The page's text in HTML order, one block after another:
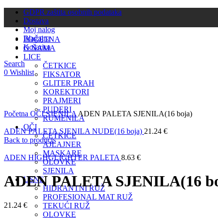
GDPR zaštita osobnih podataka
Dostava
Moj nalog
Blagajna
Košarica
Search
0 Wishlist
POČETNA
O NAMA
LICE
ČETKICE
FIKSATOR
GLITER PRAH
KOREKTORI
PRAJMERI
PUDERI
RUMENILA
OČI
ČETKICE
AJLAJNER
MASKARE
OLOVKE
SJENILA
USNE
HIDRANTNI RUŽ
PROFESIONAL MAT RUŽ
TEKUĆI RUŽ
OLOVKE
Click to enlarge
Početna OČISJENILA ADEN PALETA SJENILA(16 boja)
ADEN PALETA SJENILA NUDE(16 boja) 21.24 €
Back to products
ADEN HIGHGLIGHTER PALETA 8.63 €
ADEN PALETA SJENILA(16
21.24 €